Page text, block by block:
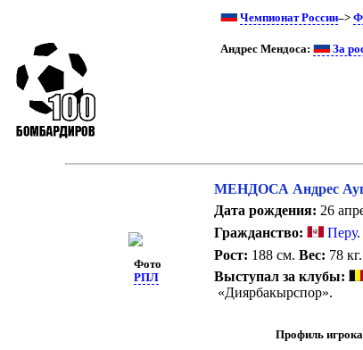
Чемпионат России–>
Андрес Мендоса: За
Фото
РПЛ
МЕНДОСА Андрес
Дата рождения: 26
Гражданство:
Перу.
Рост: 188 см. Вес: 78 кг.
Выступал за клубы:
«Диярбакырспор».
Профиль